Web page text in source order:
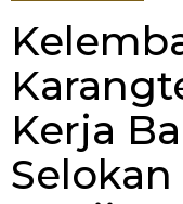
Kerja